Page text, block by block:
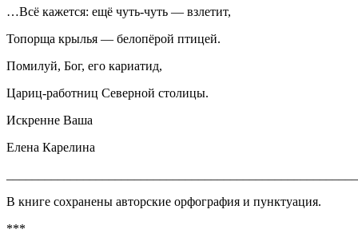
…Всё кажется: ещё чуть-чуть — взлетит,
Топорща крылья — белопёрой птицей.
Помилуй, Бог, его кариатид,
Цариц-работниц Северной столицы.
Искренне Ваша
Елена Карелина
В книге сохранены авторские орфография и пунктуация.
***